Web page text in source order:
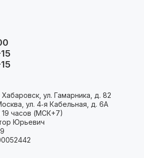
ул. Гамарника, д. 82
ул. 4‑я Кабельная, д. 6А
часов (МСК+7)
Юрьевич